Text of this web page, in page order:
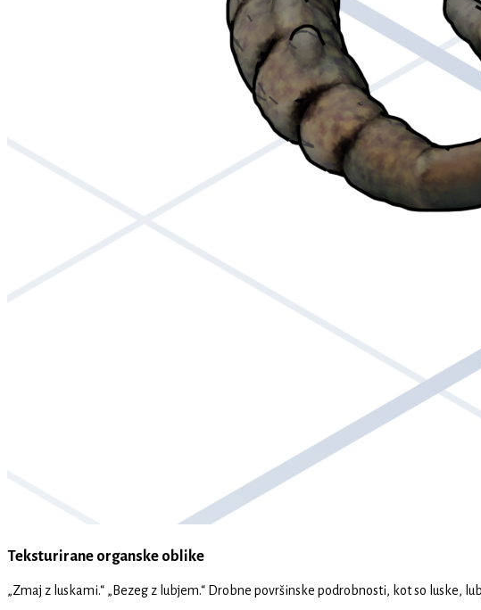
Teksturirane organske oblike
„Zmaj z luskami.“ „Bezeg z lubjem.“ Drobne površinske podrobnosti, kot so luske,